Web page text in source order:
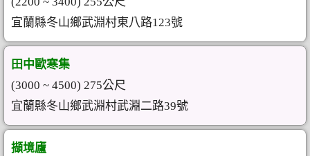
宜蘭縣冬山鄉武淵村東八路123號
田中歐寒集
(3000 ~ 4500) 275公尺
宜蘭縣冬山鄉武淵村武淵二路39號
擷境廬